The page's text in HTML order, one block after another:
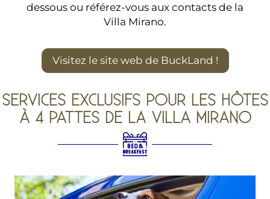
dessous ou référez-vous aux contacts de la
Villa Mirano.
Visitez le site web de BuckLand !
SERVICES EXCLUSIFS POUR LES HÔTES
À 4 PATTES DE LA VILLA MIRANO